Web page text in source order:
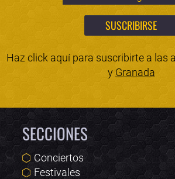
Haz click aquí para suscribirte a las
y Granada
SECCIONES
Conciertos
Festivales